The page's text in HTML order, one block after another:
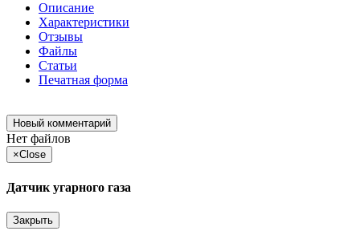
Описание
Характеристики
Отзывы
Файлы
Статьи
Печатная форма
Новый комментарий
Нет файлов
×Close
Датчик угарного газа
Закрыть